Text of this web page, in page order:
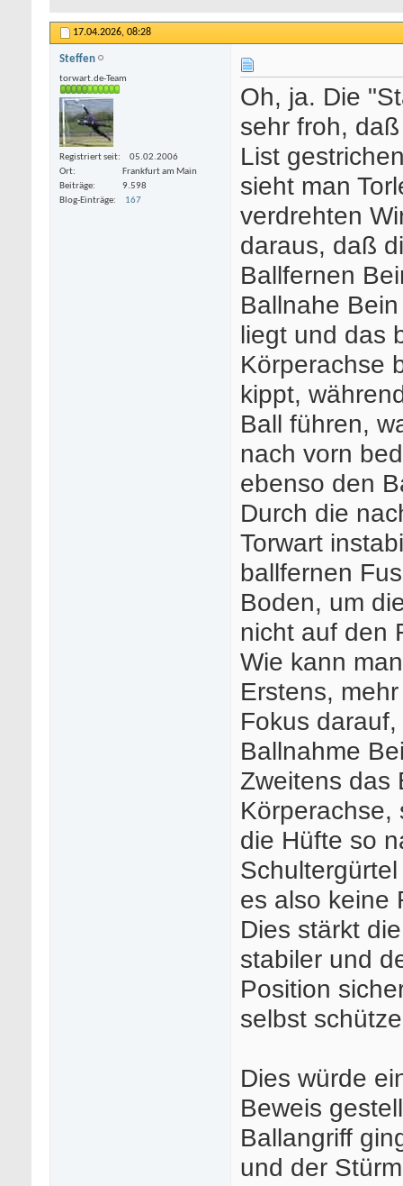
17.04.2026, 08:28
Steffen
torwart.de-Team
Registriert seit
05.02.2006
Ort
Frankfurt am Main
Beiträge
9.598
Blog-Einträge
167
Oh, ja. Die
sehr froh,
List
sieht man
verdrehten
daraus, daß
Ballfernen
Ballnahe
liegt und das
Körperachse
kippt,
Ball führen,
nach vorn
ebenso den
Durch die
Torwart
ballfernen
Boden, um
nicht auf den
Wie kann
Erstens,
Fokus
Ballnahme
Zweitens das
Körperachse,
die Hüfte so
es also keine
Dies stärkt
stabiler und
Position
selbst
Dies würde
Beweis
Ballangriff
und der